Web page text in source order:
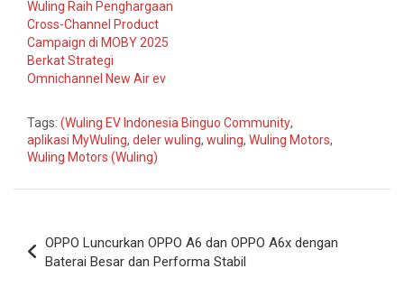
Wuling Raih Penghargaan
Cross-Channel Product
Campaign di MOBY 2025
Berkat Strategi
Omnichannel New Air ev
Tags: (Wuling EV Indonesia Binguo Community,
aplikasi MyWuling, deler wuling, wuling, Wuling Motors,
Wuling Motors (Wuling)
pos
OPPO Luncurkan OPPO A6 dan OPPO A6x dengan
Baterai Besar dan Performa Stabil